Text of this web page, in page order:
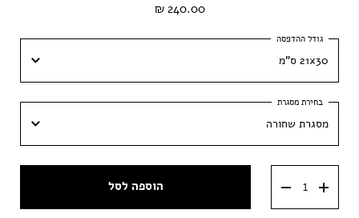
240.00 ₪
21x30 ס"מ
21x30 ס"מ
30x42 ס״מ
40x60 ס״מ
50x70 ס״מ
מסגרת שחורה
מסגרת ענבר הוספה לסל